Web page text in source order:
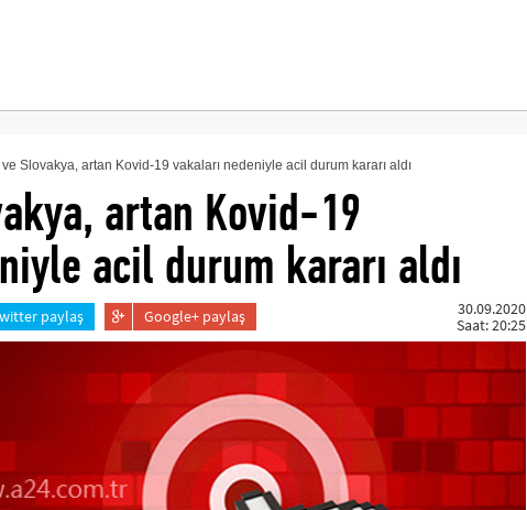
artan Kovid-19
acil durum kararı aldı
Slovakya, artan Kovid-19 vakaları nedeniyle acil durum kararı aldı
paylaş Google+ paylaş
30.09.2020
Saat: 20:25